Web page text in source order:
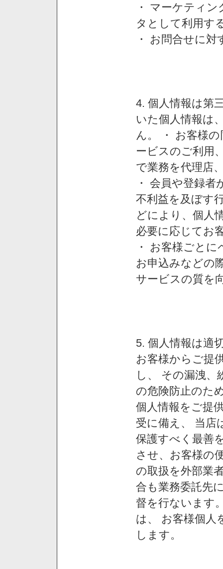
・ マーケティ
タとして利用す
・ お問合せに
4. 個人情報は第
いた個人情報は
ん。 ・ お客様
ービスのご利用
で業務を代理店
・ 会員や登録
不利益を及ぼす
どにより、個人
必要に応じてお
・ お客様ごと
お申込みなどの
サービスの質を
5. 個人情報は適
お客様からご提
し、 その漏洩、
の危険防止のた
個人情報をご提
受に備え、 当店
保護すべく最善
させ、お客様の
の取扱を外部業
合も業務委託先
督を行ないます
は、 お客様個人
します。